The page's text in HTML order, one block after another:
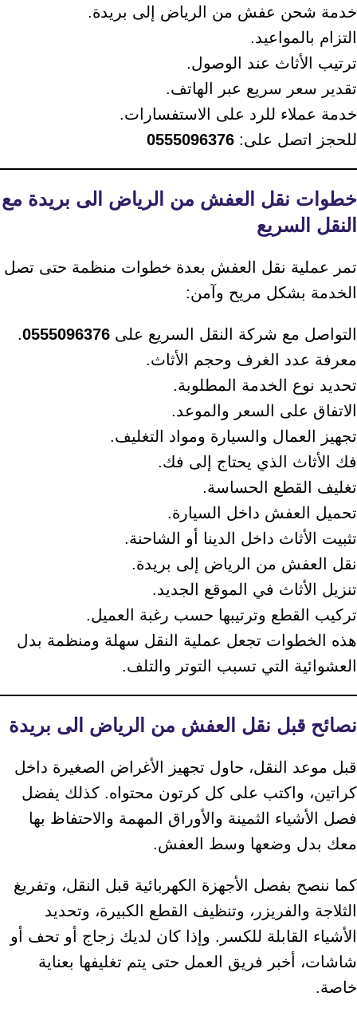
خدمة شحن عفش من الرياض إلى بريدة.
التزام بالمواعيد.
ترتيب الأثاث عند الوصول.
تقدير سعر سريع عبر الهاتف.
خدمة عملاء للرد على الاستفسارات.
للحجز اتصل على: 0555096376
خطوات نقل العفش من الرياض الى بريدة مع
النقل السريع
تمر عملية نقل العفش بعدة خطوات منظمة حتى تصل
الخدمة بشكل مريح وآمن:
التواصل مع شركة النقل السريع على 0555096376
.
معرفة عدد الغرف وحجم الأثاث.
تحديد نوع الخدمة المطلوبة.
الاتفاق على السعر والموعد.
تجهيز العمال والسيارة ومواد التغليف.
فك الأثاث الذي يحتاج إلى فك.
تغليف القطع الحساسة.
تحميل العفش داخل السيارة.
تثبيت الأثاث داخل الدينا أو الشاحنة.
نقل العفش من الرياض إلى بريدة.
تنزيل الأثاث في الموقع الجديد.
تركيب القطع وترتيبها حسب رغبة العميل.
هذه الخطوات تجعل عملية النقل سهلة ومنظمة بدل
العشوائية التي تسبب التوتر والتلف.
نصائح قبل نقل العفش من الرياض الى بريدة
قبل موعد النقل، حاول تجهيز الأغراض الصغيرة داخل
كراتين، واكتب على كل كرتون محتواه. كذلك يفضل
فصل الأشياء الثمينة والأوراق المهمة والاحتفاظ بها
معك بدل وضعها وسط العفش.
كما ننصح بفصل الأجهزة الكهربائية قبل النقل، وتفريغ
الثلاجة والفريزر، وتنظيف القطع الكبيرة، وتحديد
الأشياء القابلة للكسر. وإذا كان لديك زجاج أو تحف أو
شاشات، أخبر فريق العمل حتى يتم تغليفها بعناية
خاصة.